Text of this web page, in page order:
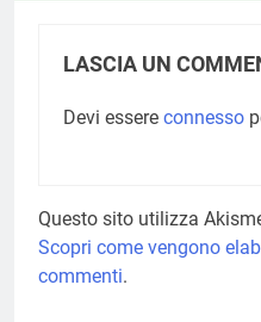
LASCIA UN
Devi essere connesso
Questo sito utilizza
Scopri come vengono
commenti.